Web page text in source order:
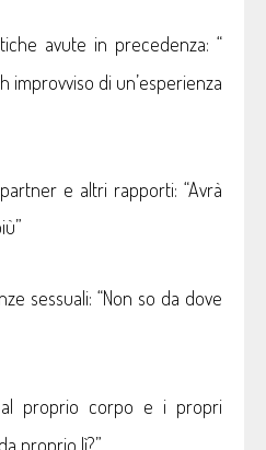
avute in precedenza: “
improvviso di un’esperienza
e altri rapporti: “Avrà
sessuali: “Non so da dove
al proprio corpo e i propri
proprio lì?”